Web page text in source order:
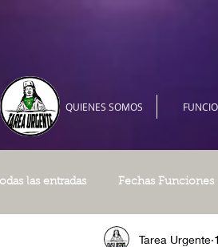
QUIENES SOMOS
las entradas Fechas Funciones
Tarea Urgente